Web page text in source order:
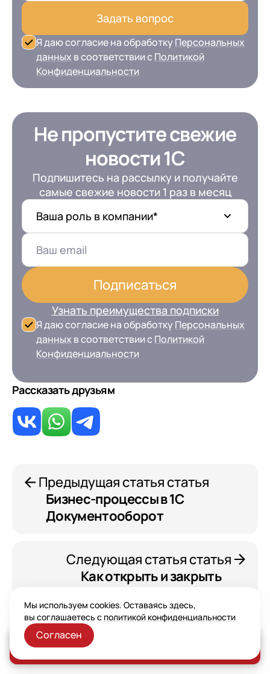
Задать вопрос
Я даю согласие на обработку Персональных
данных в соответствии сПолитикой
Конфиденциальности
Не пропустите свежие
новости 1С
Подпишитесь на рассылку и получайте
самые свежие новости 1 раз в месяц
Ваша роль в компании*
Подписаться
Узнать преимущества подписки
Я даю согласие на обработку Персональных
данных в соответствии сПолитикой
Конфиденциальности
Рассказать друзьям
Предыдущая статья статья
Бизнес-процессы в 1С
Документооборот
Следующая статья статья
Как открыть и закрыть
пошаговая инструкция
Заказать консультацию
Мы используем cookies. Оставаясь здесь,
вы соглашаетесь с политикой конфиденциальности
Согласен